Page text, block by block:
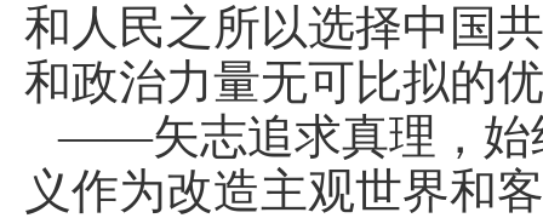
和人民之所以选择中国
和政治力量无可比拟的
——矢志追求真理，始
义作为改造主观世界和